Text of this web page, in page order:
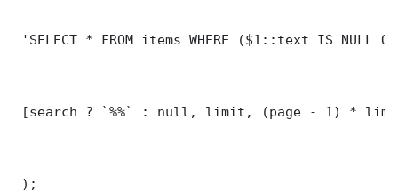
'SELECT * FROM items WHERE ($1::text IS NULL
[search ? `%%` : null, limit, (page - 1) *
);